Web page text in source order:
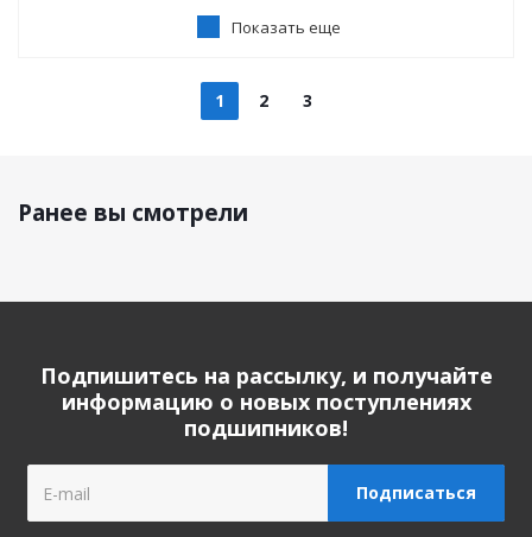
Показать еще
1 2 3
Ранее вы смотрели
Подпишитесь на рассылку, и получайте
информацию о новых поступлениях
подшипников!